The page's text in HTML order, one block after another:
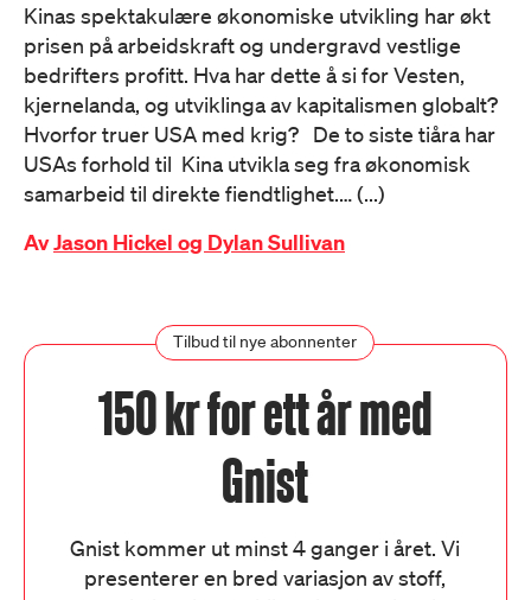
Kinas spektakulære økonomiske utvikling har økt
prisen på arbeidskraft og undergravd vestlige
bedrifters profitt. Hva har dette å si for Vesten,
kjernelanda, og utviklinga av kapitalismen globalt?
Hvorfor truer USA med krig? De to siste tiåra har
USAs forhold til Kina utvikla seg fra økonomisk
samarbeid til direkte fiendtlighet.… (...)
AvJason Hickel og Dylan Sullivan
Tilbud til nye abonnenter
150 kr for ett år med
Gnist
Gnist kommer ut minst 4 ganger i året. Vi
presenterer en bred variasjon av stoff,